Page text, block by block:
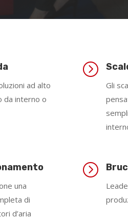
ad alto
da interno o
=
Gli
una
di
d’aria
=